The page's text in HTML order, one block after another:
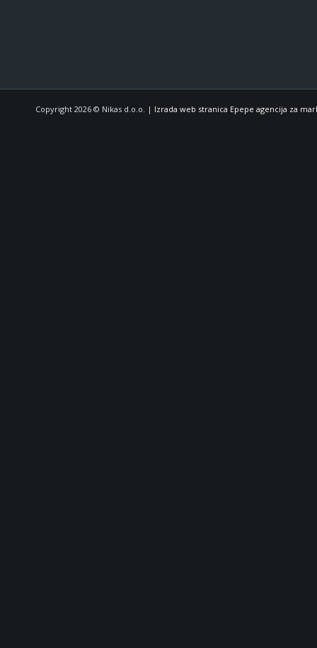
Copyright 2026 © Nikas d.o.o. | Izrada web stranica Epepe agencija za